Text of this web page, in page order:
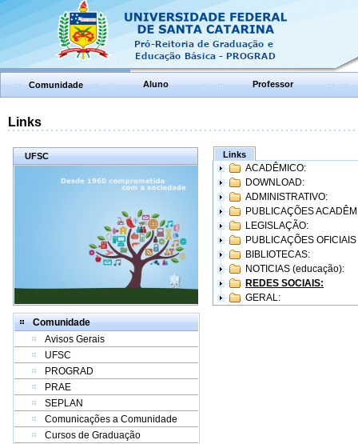
Comunidade Aluno Professor
Links
UFSC
Comunidade
Avisos Gerais
UFSC
PROGRAD
PRAE
SEPLAN
Comunicações a Comunidade
Cursos de Graduação
Links
ACADÊMICO:
DOWNLOAD:
ADMINISTRATIVO:
PUBLICAÇÕES
LEGISLAÇÃO:
PUBLICAÇÕES
BIBLIOTECAS:
NOTICIAS (educação):
REDES SOCIAIS:
GERAL: